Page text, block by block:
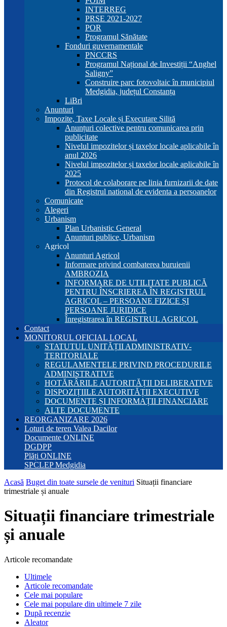
INTERREG
PRSE 2021-2027
POR
Programul Sănătate
Fonduri guvernamentale
PNCCRS
Programul Național de Investiții “Anghel
Saligny”
Construire parc fotovoltaic în municipiul
Medgidia, județul Constanța
LiBri
Anunturi
Impozite, Taxe Locale și Executare Silită
Anunțuri colective pentru comunicarea prin
publicitate
Nivelul impozitelor și taxelor locale aplicabile în
anul 2026
Nivelul impozitelor și taxelor locale aplicabile în
2025
Protocol de colaborare pe linia furnizarii de date
din Registrul national de evidenta a persoanelor
Comunicate
Alegeri
Urbanism
Plan Urbanistic General
Anunturi publice, Urbanism
Agricol
Anunturi Agricol
Informare privind combaterea buruienii
AMBROZIA
INFORMARE DE UTILITATE PUBLICĂ
PENTRU ÎNSCRIEREA ÎN REGISTRUL
AGRICOL – PERSOANE FIZICE ȘI
PERSOANE JURIDICE
Înregistrarea în REGISTRUL AGRICOL
Contact
MONITORUL OFICIAL LOCAL
STATUTUL UNITĂȚII ADMINISTRATIV-
TERITORIALE
REGULAMENTELE PRIVIND PROCEDURILE
ADMINISTRATIVE
HOTĂRÂRILE AUTORITĂȚII DELIBERATIVE
DISPOZIȚIILE AUTORITĂȚII EXECUTIVE
DOCUMENTE ȘI INFORMAȚII FINANCIARE
ALTE DOCUMENTE
REORGANIZARE 2026
Loturi de teren Valea Dacilor
Documente ONLINE
DGDPP
Plăți ONLINE
SPCLEP Medgidia
Acasă Buget din toate sursele de venituri Situații financiare
trimestriale și anuale
Situații financiare trimestriale
și anuale
Articole recomandate
Ultimele
Articole recomandate
Cele mai populare
Cele mai populare din ultimele 7 zile
După recenzie
Aleator